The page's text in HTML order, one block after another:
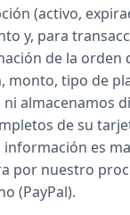
(activo,
y, para
de la orden
monto, tipo de
almacenamos
de su
información es
por nuestro
(PayPal).